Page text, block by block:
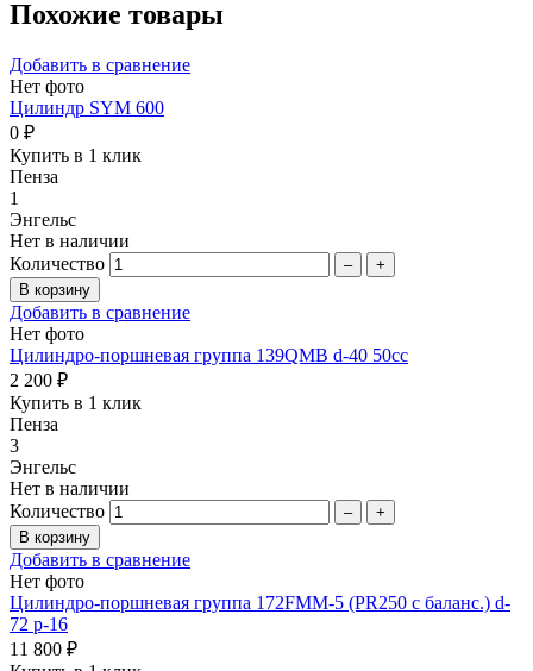
Похожие товары
Добавить в сравнение
Нет фото
Цилиндр SYM 600
0 ₽
Купить в 1 клик
Пенза
1
Энгельс
Нет в наличии
Количество
– +
Добавить в сравнение
Нет фото
Цилиндро-поршневая группа 139QMB d-40 50сc
2 200 ₽
Купить в 1 клик
Пенза
3
Энгельс
Нет в наличии
Количество
– +
Добавить в сравнение
Нет фото
Цилиндро-поршневая группа 172FMM-5 (PR250 с баланс.) d-
72 p-16
11 800 ₽